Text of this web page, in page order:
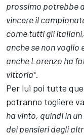
prossimo potrebbe
vincere il
come tutti gli
anche se non voglio
anche Lorenzo ha
vittoria".
Per lui poi tutte
potranno togliere
ha vinto, quindi in
dei pensieri degli